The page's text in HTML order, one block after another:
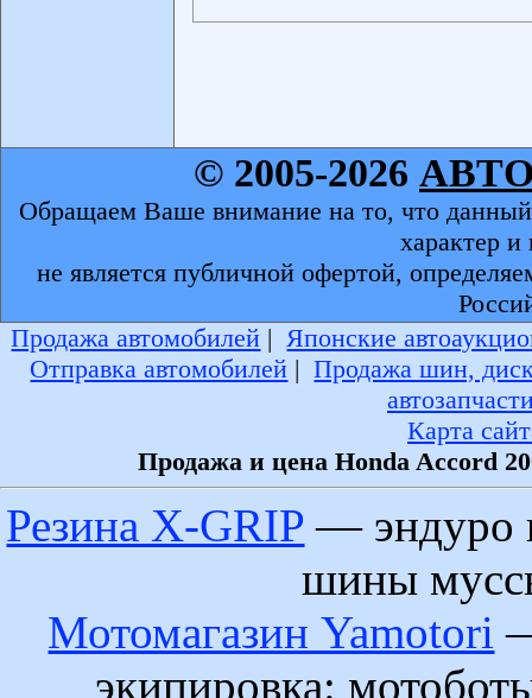
© 2005-2026
Обращаем Ваше внимание на то, что
характер
не является публичной офертой,
Продажа автомобилей | Японские
Отправка автомобилей |Продажа шин,
Карта
Продажа и цена Honda Accord
Резина X-GRIP — эндуро
шины
Мотомагазин Yamotori
экипировка: